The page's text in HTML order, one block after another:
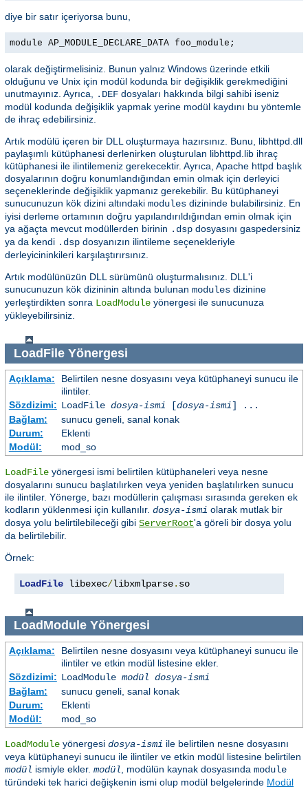
diye bir satır içeriyorsa bunu,
module AP_MODULE_DECLARE_DATA foo_module;
olarak değiştirmelisiniz. Bunun yalnız Windows üzerinde etkili
olduğunu ve Unix için modül kodunda bir değişiklik gerekmediğini
unutmayınız. Ayrıca, .DEF dosyaları hakkında bilgi sahibi iseniz
modül kodunda değişiklik yapmak yerine modül kaydını bu yöntemle
de ihraç edebilirsiniz.
Artık modülü içeren bir DLL oluşturmaya hazırsınız. Bunu, libhttpd.dll
paylaşımlı kütüphanesi derlenirken oluşturulan libhttpd.lib ihraç
kütüphanesi ile ilintilemeniz gerekecektir. Ayrıca, Apache httpd başlık
dosyalarının doğru konumlandığından emin olmak için derleyici
seçeneklerinde değişiklik yapmanız gerekebilir. Bu kütüphaneyi
sunucunuzun kök dizini altındaki modules dizininde bulabilirsiniz. En
iyisi derleme ortamının doğru yapılandırıldığından emin olmak için
ya ağaçta mevcut modüllerden birinin .dsp dosyasını gaspedersiniz
ya da kendi .dsp dosyanızın ilintileme seçenekleriyle
derleyicininkileri karşılaştırırsınız.
Artık modülünüzün DLL sürümünü oluşturmalısınız. DLL'i
sunucunuzun kök dizininin altında bulunan modules dizinine
yerleştirdikten sonra LoadModule yönergesi ile sunucunuza
yükleyebilirsiniz.
LoadFileYönergesi
Açıklama:
Belirtilen nesne dosyasını veya kütüphaneyi sunucu ile
ilintiler.
Sözdizimi: LoadFile dosya-ismi [dosya-ismi] ...
Bağlam:
sunucu geneli, sanal konak
Durum:
Eklenti
Modül:
mod_so
LoadFile yönergesi ismi belirtilen kütüphaneleri veya nesne
dosyalarını sunucu başlatılırken veya yeniden başlatılırken sunucu
ile ilintiler. Yönerge, bazı modüllerin çalışması sırasında gereken ek
kodların yüklenmesi için kullanılır. dosya-ismi olarak mutlak bir
dosya yolu belirtilebileceği gibi ServerRoot'a göreli bir dosya yolu
da belirtilebilir.
Örnek:
LoadFile libexec/libxmlparse. so
LoadModuleYönergesi
Açıklama:
Belirtilen nesne dosyasını veya kütüphaneyi sunucu ile
ilintiler ve etkin modül listesine ekler.
Sözdizimi: LoadModule modül dosya-ismi
Bağlam:
sunucu geneli, sanal konak
Durum:
Eklenti
Modül:
mod_so
LoadModule yönergesi dosya-ismi ile belirtilen nesne dosyasını
veya kütüphaneyi sunucu ile ilintiler ve etkin modül listesine belirtilen
modül ismiyle ekler. modül , modülün kaynak dosyasında module
türündeki tek harici değişkenin ismi olup modül belgelerinde Modül